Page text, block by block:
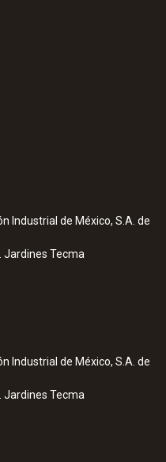
Industrial de México, S.A. de
Jardines Tecma
Industrial de México, S.A. de
Jardines Tecma